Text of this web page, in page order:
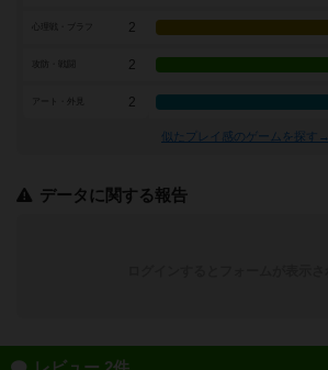
2
2
アート・外見 2
似たプレイ感のゲームを探す→
データに関する報告